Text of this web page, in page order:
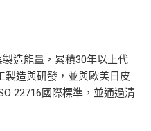
造能量，累積30年以上代
製造與研發，並與歐美日皮
22716國際標準，並通過清